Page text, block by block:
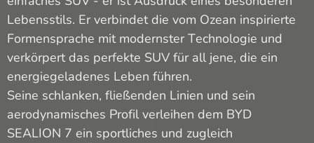
Lebensstils. Er verbindet die vom Ozean inspirierte
Formensprache mit modernster Technologie und
verkörpert das perfekte SUV für all jene, die ein
energiegeladenes Leben führen.
Seine schlanken, fließenden Linien und sein
aerodynamisches Profil verleihen dem BYD
SEALION 7 ein sportliches und zugleich